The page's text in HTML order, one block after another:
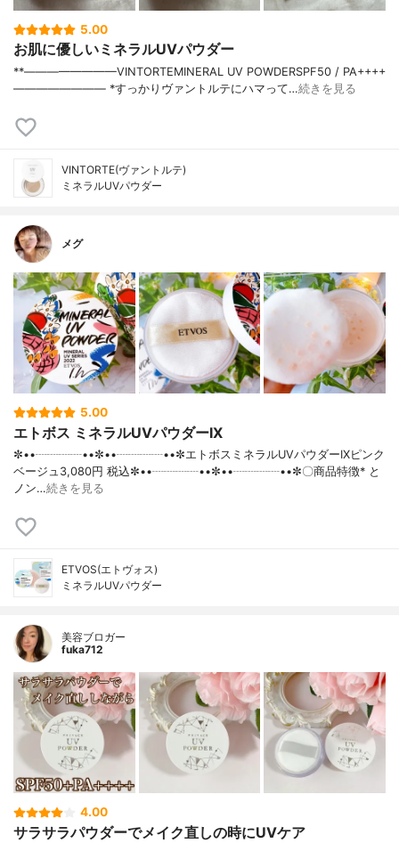
5.00
お肌に優しいミネラルUVパウダー
**————————⁡VINTORTE⁡MINERAL UV POWDERSPF50 / PA++++⁡
———————— ⁡⁡⁡*すっかりヴァントルテにハマって…続きを見る
VINTORTE(ヴァントルテ)
ミネラルUVパウダー
メグ
5.00
エトボス ミネラルUVパウダーIX
✼••┈┈┈┈••✼••┈┈┈┈••✼エトボスミネラルUVパウダーIXピンク
ベージュ3,080円 税込✼••┈┈┈┈••✼••┈┈┈┈••✼〇商品特徴* と
ノン…続きを見る
ETVOS(エトヴォス)
ミネラルUVパウダー
美容ブロガー
fuka712
4.00
サラサラパウダーでメイク直しの時にUVケア